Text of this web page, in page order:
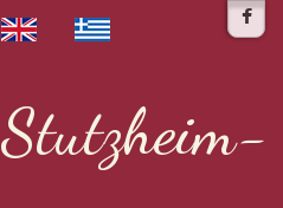
Stutzheim-